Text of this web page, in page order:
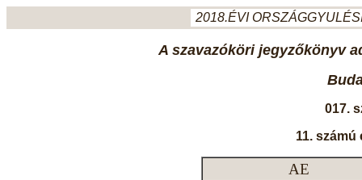
2018.ÉVI
A szavazóköri jegyzőkönyv
017.
11.
AE